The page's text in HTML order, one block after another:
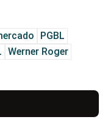
PGBL
Werner Roger